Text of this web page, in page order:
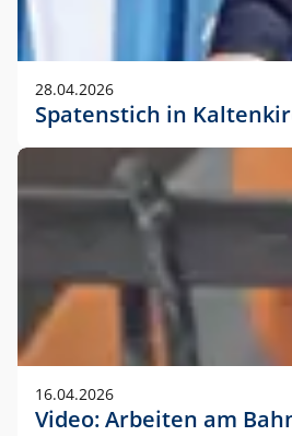
28.04.2026
Spatenstich in
16.04.2026
Video: Arbeiten am